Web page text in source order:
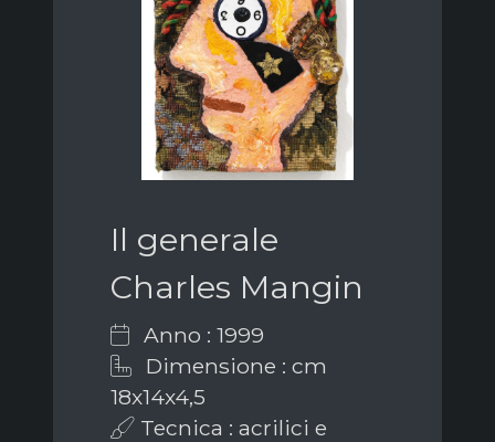
Il generale
Charles Mangin
Anno : 1999
Dimensione : cm
18x14x4,5
Tecnica : acrilici e